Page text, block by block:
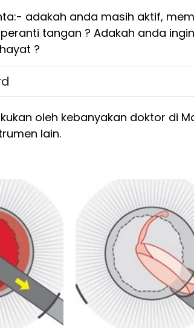
adakah anda masih aktif,
tangan ? Adakah anda
?
oleh kebanyakan doktor di
lain.